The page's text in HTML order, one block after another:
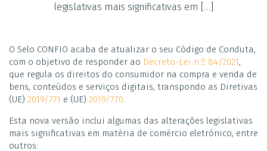
legislativas mais significativas em […]
O Selo CONFIO acaba de atualizar o seu Código de Conduta,
com o objetivo de responder ao Decreto-Lei n.º 84/2021,
que regula os direitos do consumidor na compra e venda de
bens, conteúdos e serviços digitais, transpondo as Diretivas
(UE) 2019/771 e (UE) 2019/770
Esta nova versão inclui algumas das alterações legislativas
mais significativas em matéria de comércio eletrónico, entre
outros: